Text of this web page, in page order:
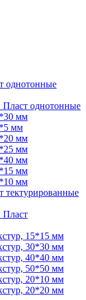
однотонные
однотонные
мм
мм
мм
мм
мм
мм
мм
тектурированные
15*15 мм
30*30 мм
40*40 мм
50*50 мм
20*10 мм
20*20 мм